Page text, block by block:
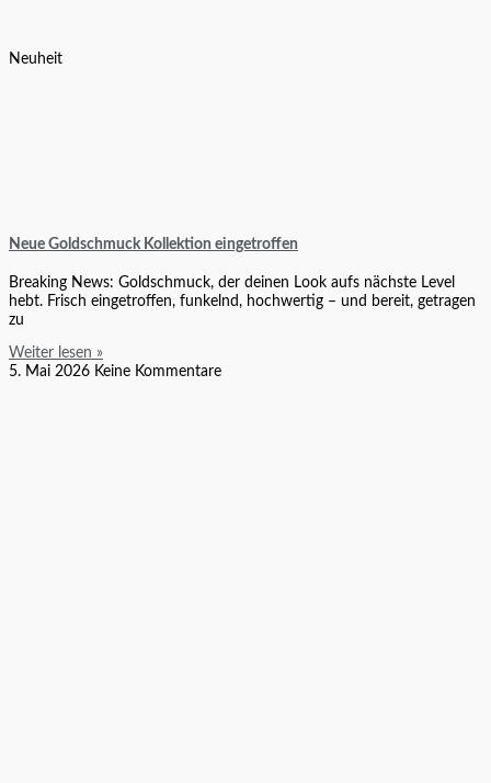
Neuheit
Neue Goldschmuck Kollektion eingetroffen
Breaking News: Goldschmuck, der deinen Look aufs nächste Level
hebt. Frisch eingetroffen, funkelnd, hochwertig – und bereit, getragen
zu
Weiter lesen »
5. Mai 2026 Keine Kommentare